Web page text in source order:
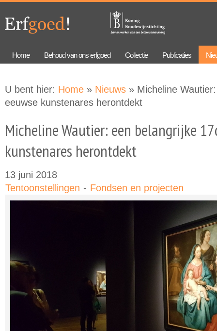
gaan
navigation
Home Behoud van ons erfgoed Collectie Publicaties
U bent hier: Home » Nieuws » Micheline
eeuwse kunstenares herontdekt
Micheline Wautier: een belangrijke
kunstenares herontdekt
13 juni 2018
Tentoonstellingen
Fondsen en projecten